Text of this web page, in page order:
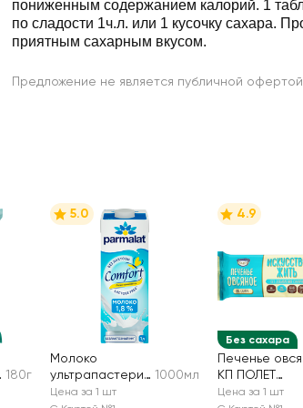
пониженным содержанием калорий. 1
по сладости 1ч.л. или 1 кусочку сахара.
приятным сахарным вкусом.
Предложение не является публичной офертой
180г
5.0
Молоко
ультрапастериз
ованное
1000мл
Цена за 1 шт
Без сахара
4.9
Печенье
КП ПОЛЕТ
Искусство
Цена за 1 шт